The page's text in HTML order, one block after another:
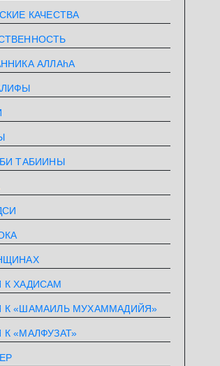
КАЧЕСТВА
АЛЛАhА
ТАБИИНЫ
ХАДИСАМ
К «ШАМАИЛЬ МУХАММАДИЙЯ»
«МАЛФУЗАТ»